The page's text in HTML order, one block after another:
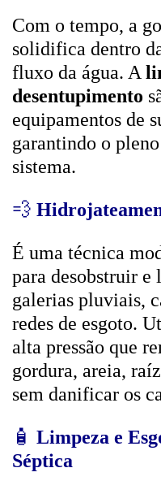
Com o tempo, a
solidifica dentro
fluxo da água. A
desentupimento
equipamentos de
garantindo o
sistema.
💨
É uma técnica
para desobstruir e
galerias pluviais,
redes de esgoto.
alta pressão que
gordura, areia,
sem danificar os
🧴 Limpeza e
Séptica